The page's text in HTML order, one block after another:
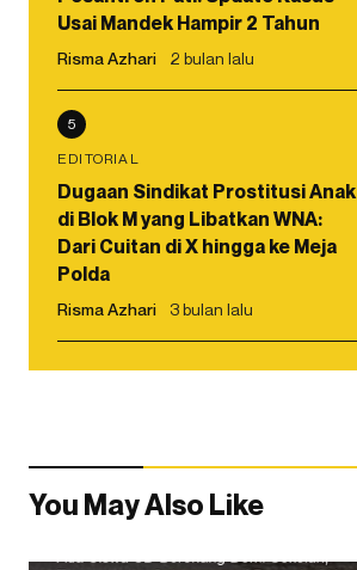
Usai Mandek Hampir 2 Tahun
Risma Azhari 2 bulan lalu
5
EDITORIAL
Dugaan Sindikat Prostitusi Anak
di Blok M yang Libatkan WNA:
Dari Cuitan di X hingga ke Meja
Polda
Risma Azhari 3 bulan lalu
You May Also Like